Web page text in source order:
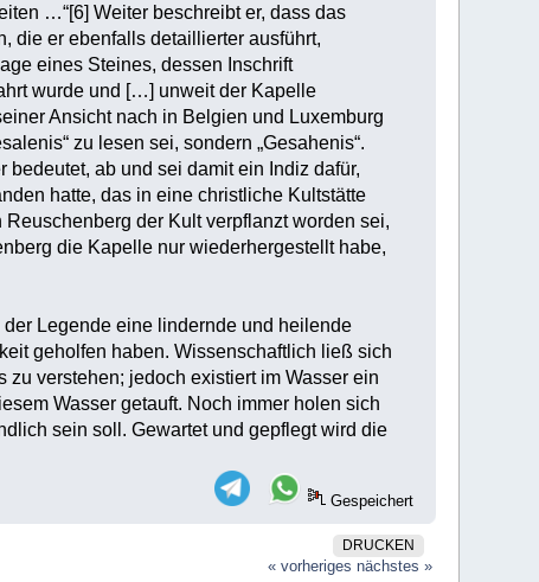
…“[6] Weiter beschreibt er, dass das
die er ebenfalls detaillierter ausführt,
eines Steines, dessen Inschrift
wurde und […] unweit der Kapelle
Ansicht nach in Belgien und Luxemburg
zu lesen sei, sondern „Gesahenis“.
ab und sei damit ein Indiz dafür,
hatte, das in eine christliche Kultstätte
der Kult verpflanzt worden sei,
die Kapelle nur wiederhergestellt habe,
Legende eine lindernde und heilende
geholfen haben. Wissenschaftlich ließ sich
verstehen; jedoch existiert im Wasser ein
Wasser getauft. Noch immer holen sich
sein soll. Gewartet und gepflegt wird die
Gespeichert
DRUCKEN
« vorheriges nächstes »